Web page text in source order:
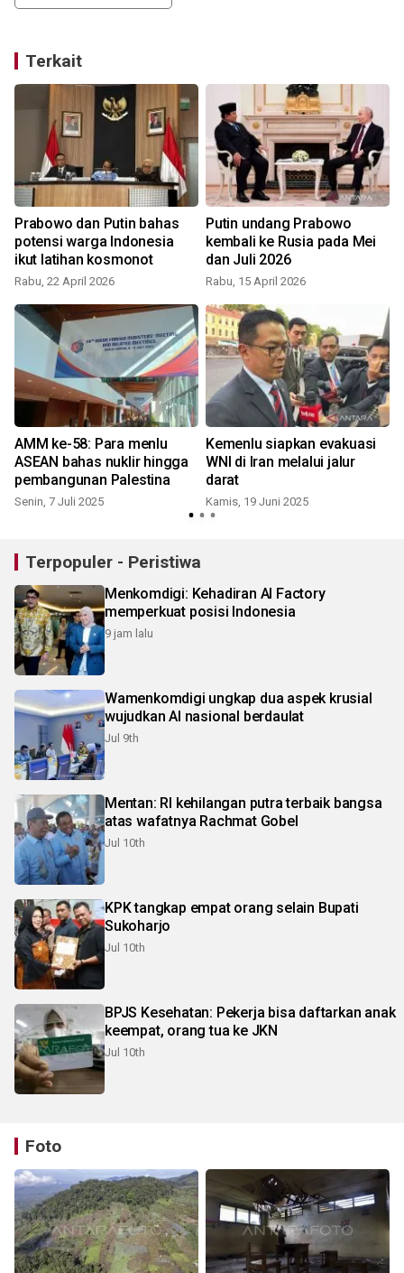
Terkait
Prabowo dan Putin bahas
potensi warga Indonesia
ikut latihan kosmonot
Rabu, 22 April 2026
Putin undang Prabowo
kembali ke Rusia pada Mei
dan Juli 2026
Rabu, 15 April 2026
AMM ke-58: Para menlu
ASEAN bahas nuklir hingga
pembangunan Palestina
Senin, 7 Juli 2025
Kemenlu siapkan evakuasi
WNI di Iran melalui jalur
darat
Kamis, 19 Juni 2025
Terpopuler - Peristiwa
Menkomdigi: Kehadiran AI Factory
memperkuat posisi Indonesia
9 jam lalu
Wamenkomdigi ungkap dua aspek krusial
wujudkan AI nasional berdaulat
Jul 9th
Mentan: RI kehilangan putra terbaik bangsa
atas wafatnya Rachmat Gobel
Jul 10th
KPK tangkap empat orang selain Bupati
Sukoharjo
Jul 10th
BPJS Kesehatan: Pekerja bisa daftarkan anak
keempat, orang tua ke JKN
Jul 10th
Foto